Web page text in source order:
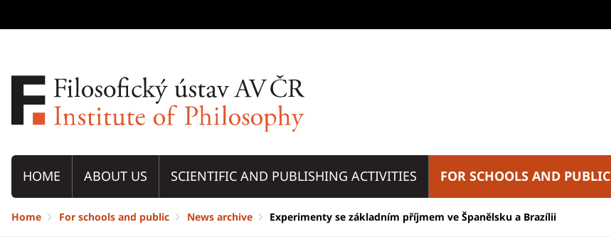
HOME ABOUT US SCIENTIFIC AND PUBLISHING ACTIVITIES FOR SCHOOLS AND PUBLIC
Home For schools and public News archive Experimenty se základním příjmem ve Španělsku a Brazílii